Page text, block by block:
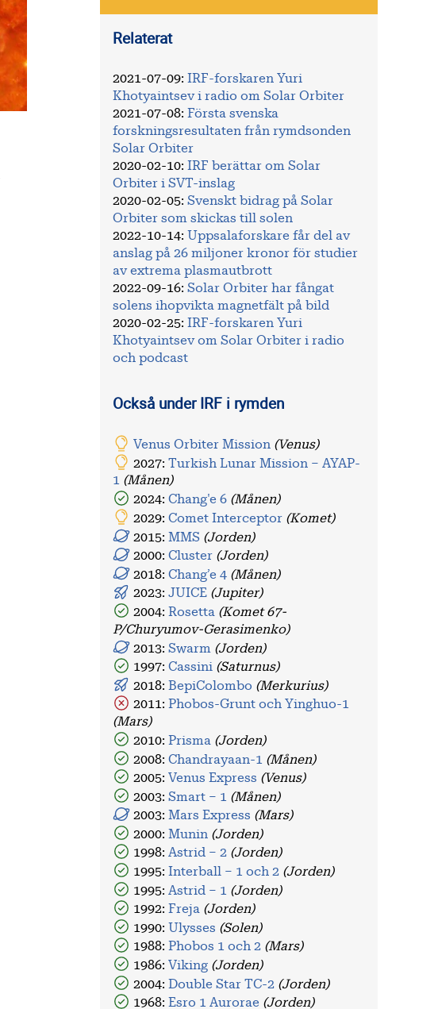
Relaterat
2021-07-09: IRF-forskaren Yuri
Khotyaintsev i radio om Solar Orbiter
2021-07-08: Första svenska
forskningsresultaten från rymdsonden
Solar Orbiter
2020-02-10: IRF berättar om Solar
Orbiter i SVT-inslag
2020-02-05: Svenskt bidrag på Solar
Orbiter som skickas till solen
2022-10-14: Uppsalaforskare får del av
anslag på 26 miljoner kronor för studier
av extrema plasmautbrott
2022-09-16: Solar Orbiter har fångat
solens ihopvikta magnetfält på bild
2020-02-25: IRF-forskaren Yuri
Khotyaintsev om Solar Orbiter i radio
och podcast
Också under IRF i rymden
Venus Orbiter Mission (Venus)
2027:Turkish Lunar Mission – AYAP-
1 (Månen)
2024:Chang'e 6 (Månen)
2029:Comet Interceptor (Komet)
2015:MMS (Jorden)
2000:Cluster (Jorden)
2018:Chang’e 4 (Månen)
2023:JUICE (Jupiter)
2004:Rosetta (Komet 67-
P/Churyumov-Gerasimenko)
2013:Swarm (Jorden)
1997:Cassini (Saturnus)
2018:BepiColombo (Merkurius)
2011: Phobos-Grunt och Yinghuo-1
(Mars)
2010:Prisma (Jorden)
2008:Chandrayaan-1 (Månen)
2005: Venus Express (Venus)
2003:Smart – 1 (Månen)
2003: Mars Express (Mars)
2000:Munin (Jorden)
1998: Astrid – 2 (Jorden)
1995:
Interball – 1 och 2 (Jorden)
1995: Astrid – 1 (Jorden)
1992: Freja (Jorden)
1990:Ulysses (Solen)
1988: Phobos 1 och 2 (Mars)
1986: Viking (Jorden)
2004:Double Star TC-2 (Jorden)
1968: Esro 1 Aurorae (Jorden)